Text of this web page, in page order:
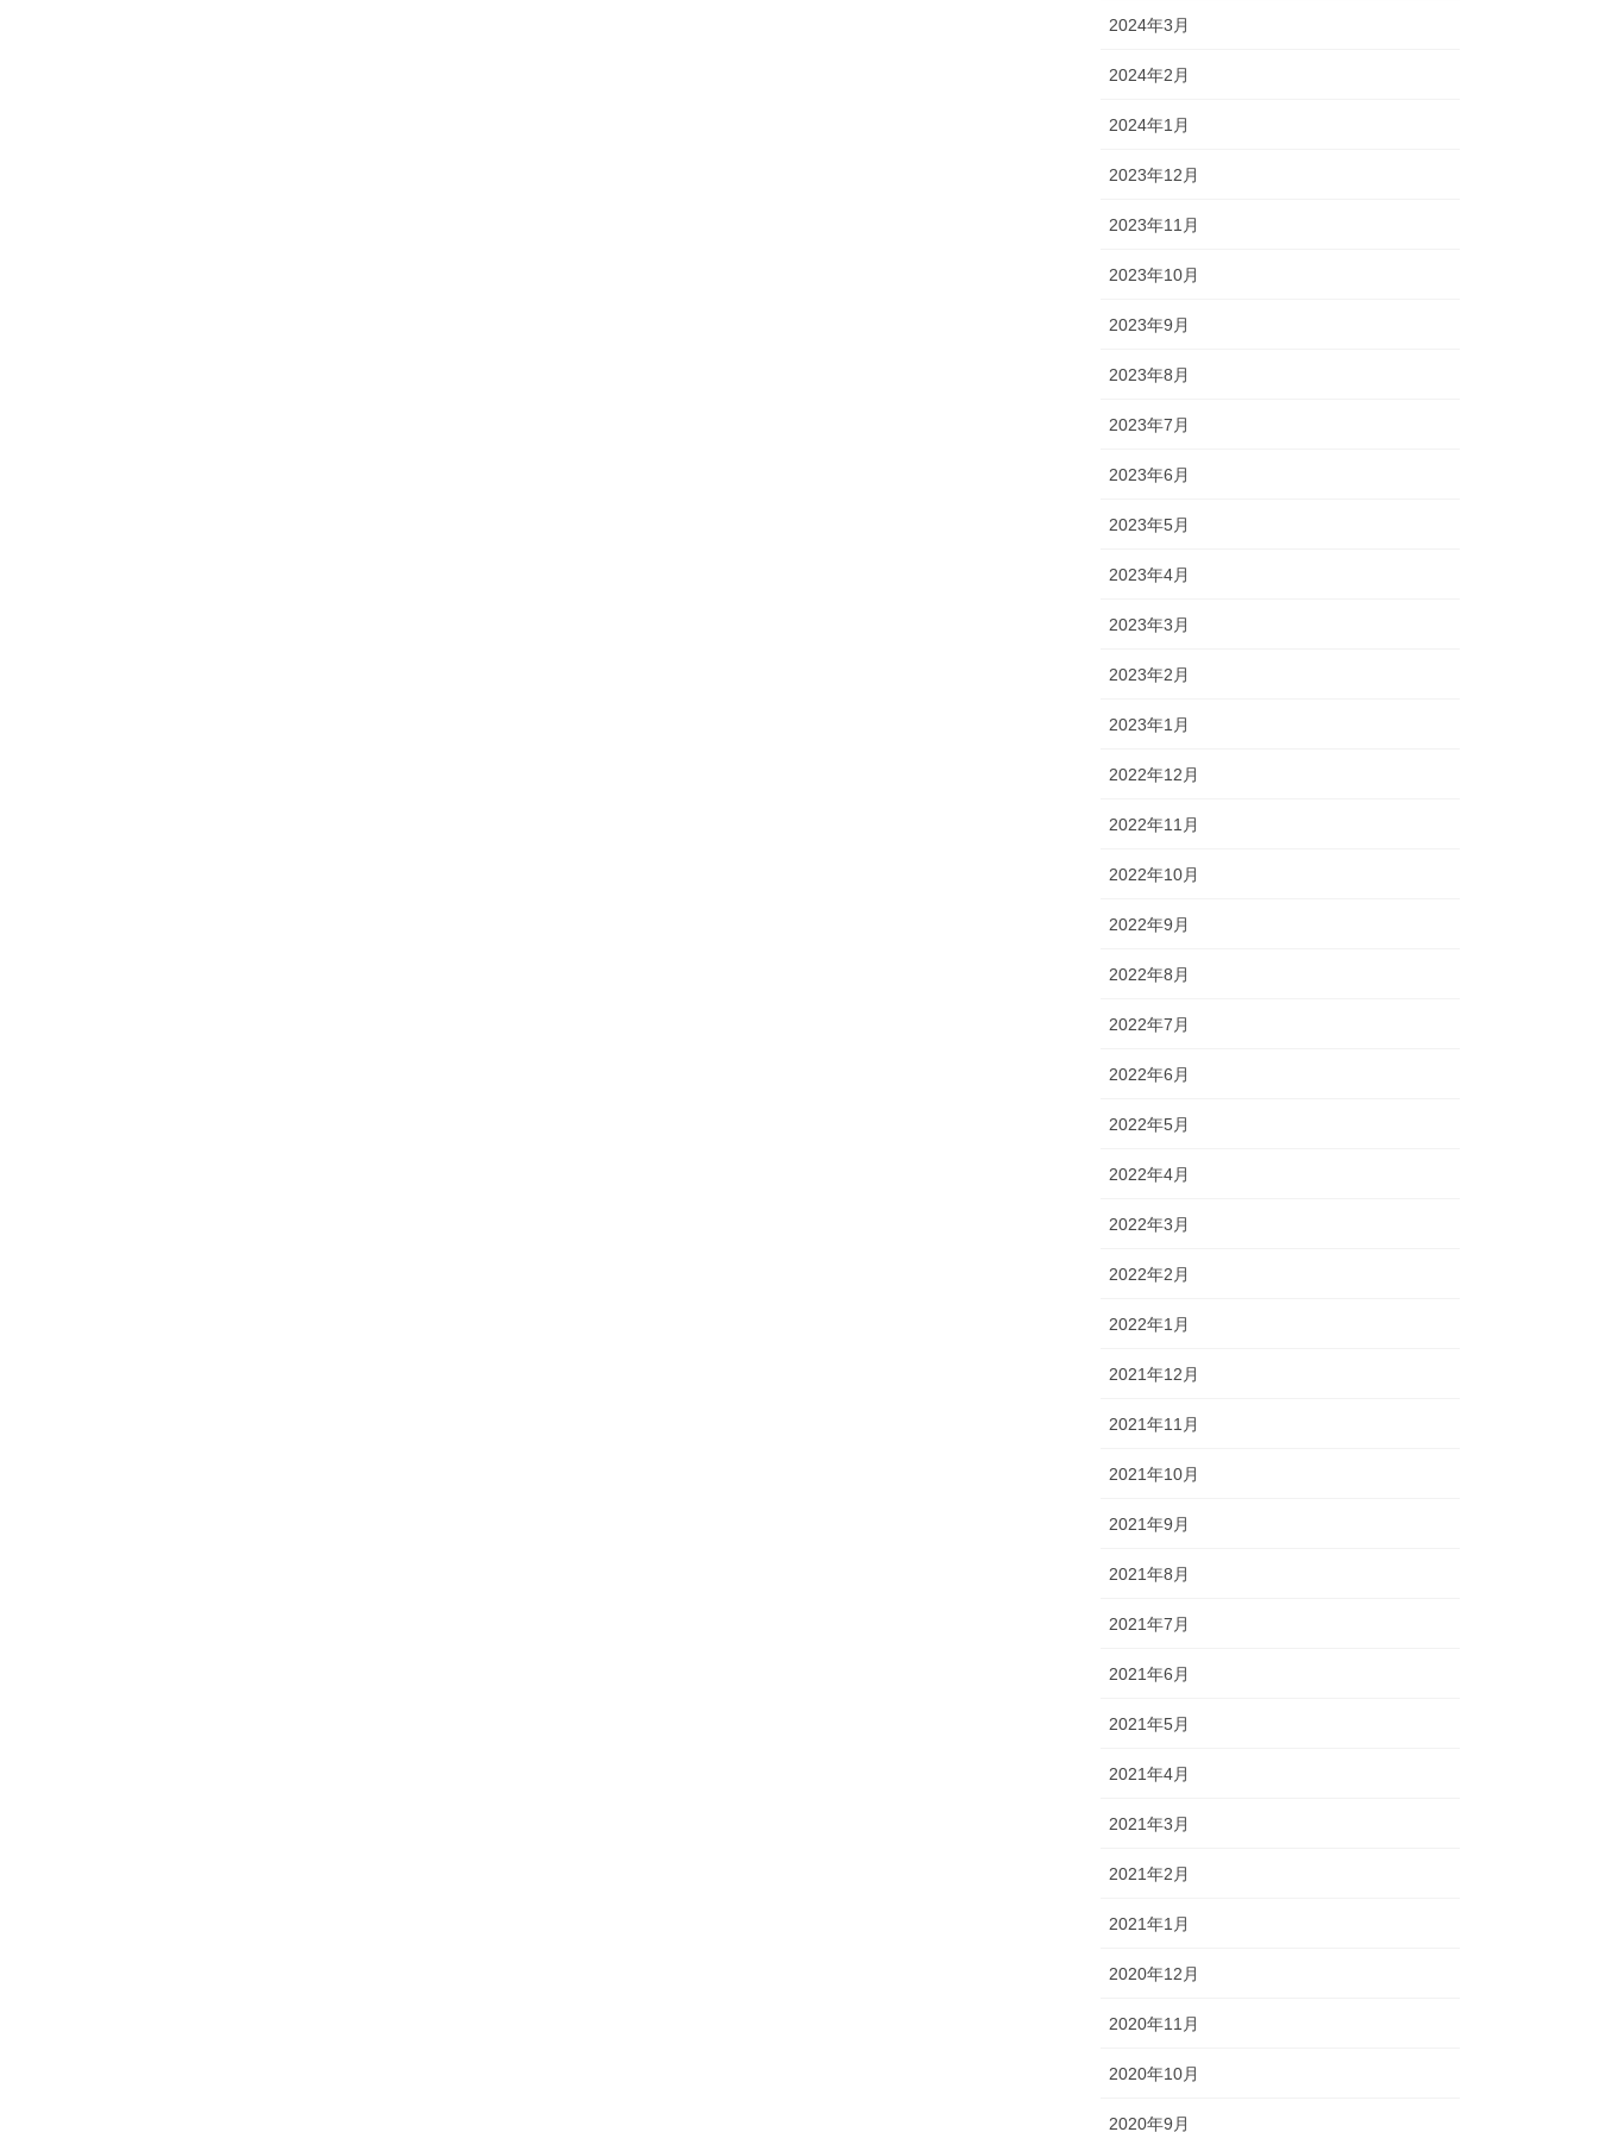
2024年3月
2024年2月
2024年1月
2023年12月
2023年11月
2023年10月
2023年9月
2023年8月
2023年7月
2023年6月
2023年5月
2023年4月
2023年3月
2023年2月
2023年1月
2022年12月
2022年11月
2022年10月
2022年9月
2022年8月
2022年7月
2022年6月
2022年5月
2022年4月
2022年3月
2022年2月
2022年1月
2021年12月
2021年11月
2021年10月
2021年9月
2021年8月
2021年7月
2021年6月
2021年5月
2021年4月
2021年3月
2021年2月
2021年1月
2020年12月
2020年11月
2020年10月
2020年9月